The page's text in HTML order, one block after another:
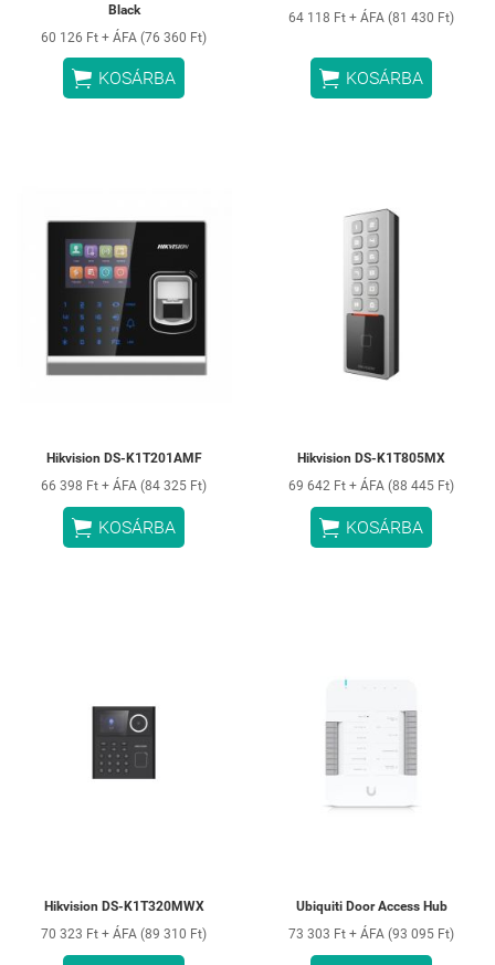
Black
60 126 Ft + ÁFA (76 360 Ft)
 KOSÁRBA
64 118 Ft + ÁFA (81 430 Ft)
 KOSÁRBA
Hikvision DS-K1T201AMF
66 398 Ft + ÁFA (84 325 Ft)
 KOSÁRBA
Hikvision DS-K1T805MX
69 642 Ft + ÁFA (88 445 Ft)
 KOSÁRBA
Hikvision DS-K1T320MWX
70 323 Ft + ÁFA (89 310 Ft)
Ubiquiti Door Access Hub
73 303 Ft + ÁFA (93 095 Ft)